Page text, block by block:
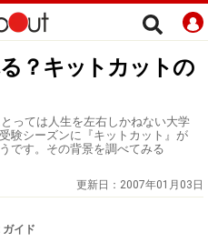
？キットカットの
っては人生を左右しかねない大学
験シーズンに『キットカット』が
です。その背景を調べてみる
更新日： 2007年01月03日
イド